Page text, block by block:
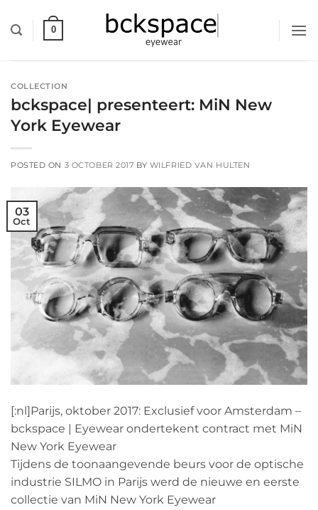
to
content
0
COLLECTION
bckspace| presenteert: MiN New
York Eyewear
POSTED ON 3 OCTOBER 2017 BY WILFRIED VAN HULTEN
03
Oct
[:nl]Parijs, oktober 2017: Exclusief voor Amsterdam –
bckspace | Eyewear ondertekent contract met MiN
New York Eyewear
Tijdens de toonaangevende beurs voor de optische
industrie SILMO in Parijs werd de nieuwe en eerste
collectie van MiN New York Eyewear